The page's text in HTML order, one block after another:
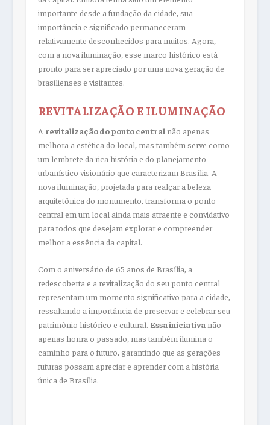
importante desde a fundação da cidade, sua
importância e significado permaneceram
relativamente desconhecidos para muitos. Agora,
com a nova iluminação, esse marco histórico está
pronto para ser apreciado por uma nova geração de
brasilienses e visitantes.
REVITALIZAÇÃO E ILUMINAÇÃO
A revitalização do ponto central não apenas
melhora a estética do local, mas também serve como
um lembrete da rica história e do planejamento
urbanístico visionário que caracterizam Brasília. A
nova iluminação, projetada para realçar a beleza
arquitetônica do monumento, transforma o ponto
central em um local ainda mais atraente e convidativo
para todos que desejam explorar e compreender
melhor a essência da capital.
Com o aniversário de 65 anos de Brasília, a
redescoberta e a revitalização do seu ponto central
representam um momento significativo para a cidade,
ressaltando a importância de preservar e celebrar seu
patrimônio histórico e cultural. Essa iniciativa não
apenas honra o passado, mas também ilumina o
caminho para o futuro, garantindo que as gerações
futuras possam apreciar e aprender com a história
única de Brasília.